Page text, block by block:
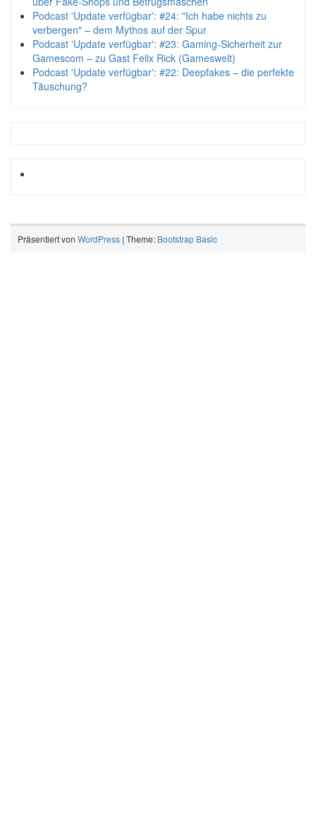
Podcast 'Update verfügbar': #24: "Ich habe nichts zu
verbergen" – dem Mythos auf der Spur
Podcast 'Update verfügbar': #23: Gaming-Sicherheit zur
Gamescom – zu Gast Felix Rick (Gameswelt)
Podcast 'Update verfügbar': #22: Deepfakes – die perfekte
Täuschung?
Präsentiert von WordPress | Theme: Bootstrap Basic